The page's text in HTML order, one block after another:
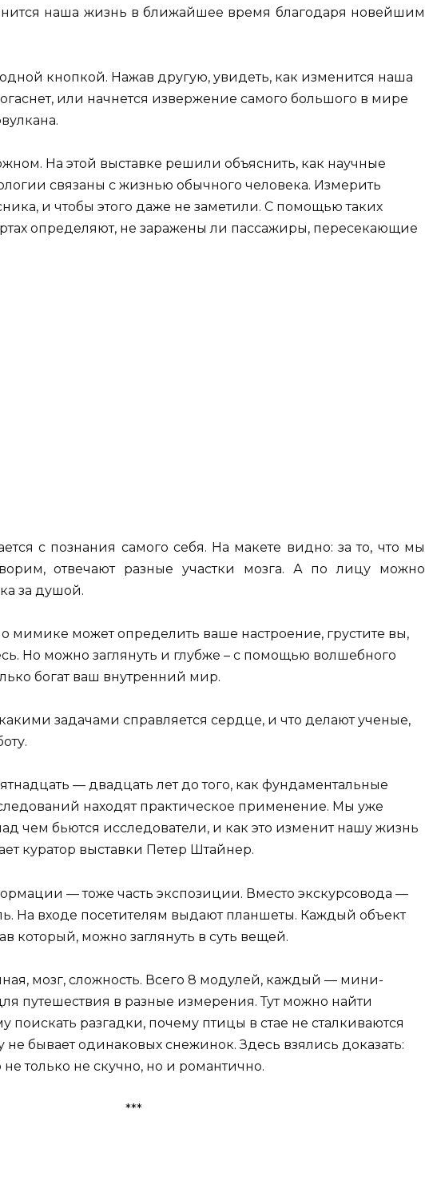
наша жизнь в ближайшее время благодаря новейшим
кнопкой. Нажав другую, увидеть, как изменится наша
или начнется извержение самого большого в мире
На этой выставке решили объяснить, как научные
связаны с жизнью обычного человека. Измерить
и чтобы этого даже не заметили. С помощью таких
определяют, не заражены ли пассажиры, пересекающие
с познания самого себя. На макете видно: за то, что мы
отвечают разные участки мозга. А по лицу можно
за душой.
мимике может определить ваше настроение, грустите вы,
Но можно заглянуть и глубже – с помощью волшебного
богат ваш внутренний мир.
задачами справляется сердце, и что делают ученые,
— двадцать лет до того, как фундаментальные
находят практическое применение. Мы уже
чем бьются исследователи, и как это изменит нашу жизнь
куратор выставки Петер Штайнер.
— тоже часть экспозиции. Вместо экскурсовода —
На входе посетителям выдают планшеты. Каждый объект
который, можно заглянуть в суть вещей.
мозг, сложность. Всего 8 модулей, каждый — мини-
путешествия в разные измерения. Тут можно найти
поискать разгадки, почему птицы в стае не сталкиваются
бывает одинаковых снежинок. Здесь взялись доказать:
не только не скучно, но и романтично.
***